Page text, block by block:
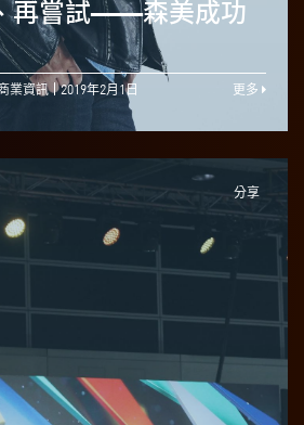
再嘗試——森美成功
業資訊 2019年2月1日 更多
分享